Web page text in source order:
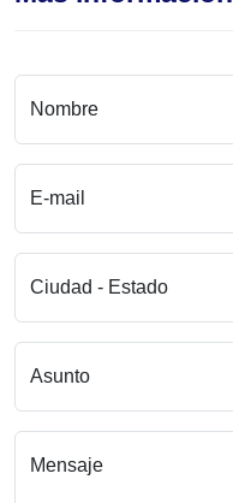
Nombre
E-mail
Ciudad - Estado
Asunto
Mensaje